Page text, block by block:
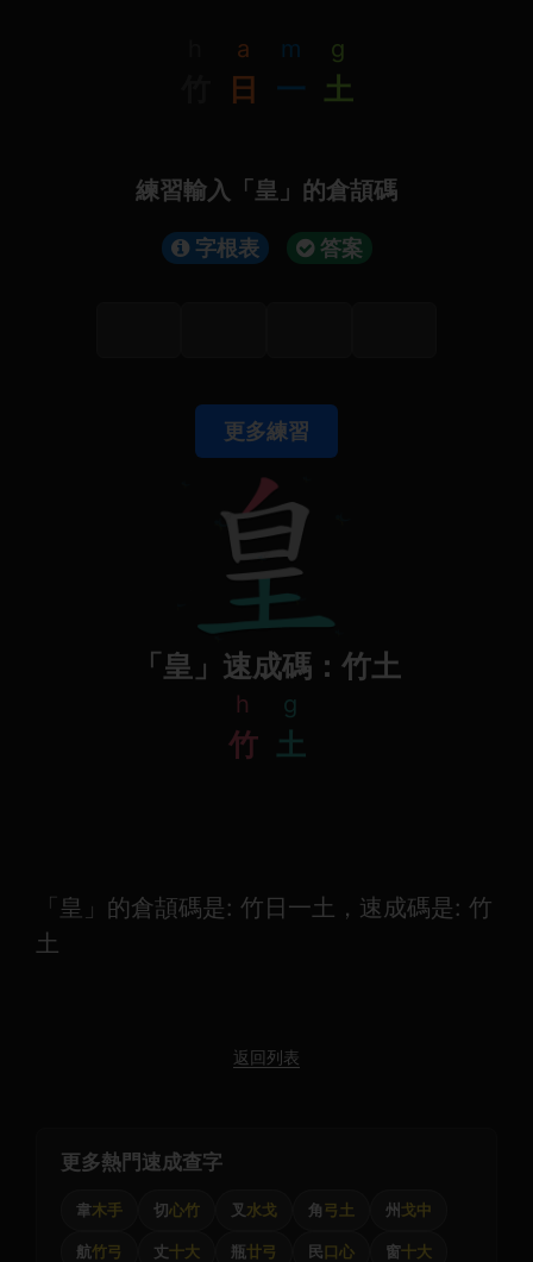
a
日
m
一
g
土
練習輸入「皇」的倉頡碼
字根表 答案
更多練習
「皇」速成碼：竹土
h
竹
g
土
「皇」的倉頡碼是: 竹日一土，速成碼是: 竹
土
返回列表
更多熱門速成查字
韋木手 切心竹 叉 水戈 角弓土 州 戈中
航竹弓 丈十大 瓶廿弓 民口心 窗十大